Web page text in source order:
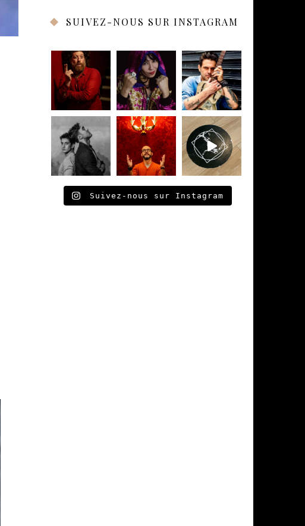
SUIVEZ-NOUS SUR INSTAGRAM
Suivez-nous sur Instagram